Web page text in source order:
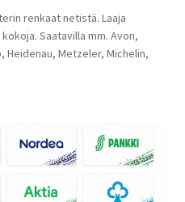
renkaat netistä. Laaja
Saatavilla mm. Avon,
Heidenau, Metzeler, Michelin,